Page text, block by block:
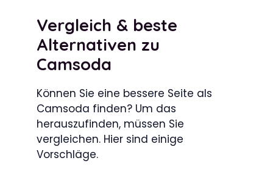
Vergleich & beste
Alternativen zu
Camsoda
Können Sie eine bessere Seite als
Camsoda finden? Um das
herauszufinden, müssen Sie
vergleichen. Hier sind einige
Vorschläge.